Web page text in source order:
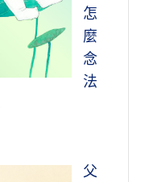
怎
麼
念
法
父